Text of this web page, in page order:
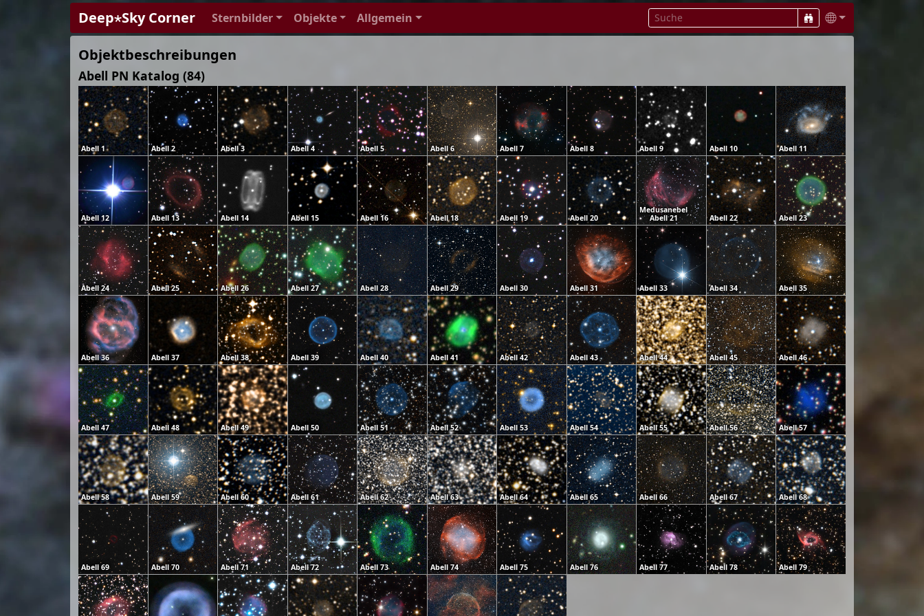
Deep⋆Sky Corner Sternbilder Objekte Allgemein
Objektbeschreibungen
Abell PN Katalog (84)
Abell 1 Abell 2 Abell 3 Abell 4 Abell 5 Abell 6 Abell 7 Abell 8 Abell 9 Abell 10 Abell 11
Abell 12 Abell 13 Abell 14 Abell 15 Abell 16 Abell 18 Abell 19 Abell 20
Medusanebel
Abell 21
Abell 22 Abell 23
Abell 24 Abell 25 Abell 26 Abell 27 Abell 28 Abell 29 Abell 30 Abell 31 Abell 33 Abell 34 Abell 35
Abell 36 Abell 37 Abell 38 Abell 39 Abell 40 Abell 41 Abell 42 Abell 43 Abell 44 Abell 45 Abell 46
Abell 47 Abell 48 Abell 49 Abell 50 Abell 51 Abell 52 Abell 53 Abell 54 Abell 55 Abell 56 Abell 57
Abell 58 Abell 59 Abell 60 Abell 61 Abell 62 Abell 63 Abell 64 Abell 65 Abell 66 Abell 67 Abell 68
Abell 69 Abell 70 Abell 71 Abell 72 Abell 73 Abell 74 Abell 75 Abell 76 Abell 77 Abell 78 Abell 79